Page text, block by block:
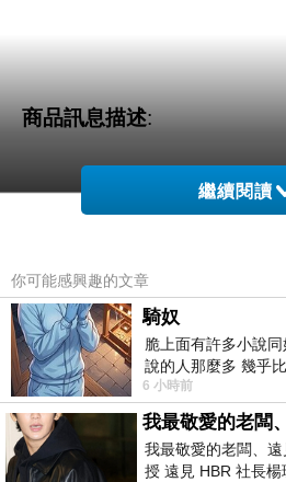
商品訊息描述:
繼續閱讀
你可能感興趣的文章
騎奴
脆上面有許多小說
說的人那麼多 幾乎
了一個問題 她說為
6 小時前
我最敬愛的老闆、
授 遠見 HBR 社長